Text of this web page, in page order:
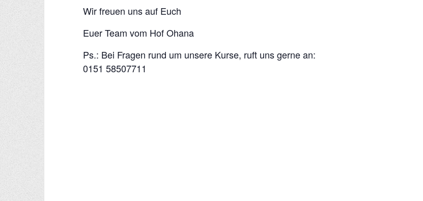
Wir freuen uns auf Euch
Euer Team vom Hof Ohana
Ps.: Bei Fragen rund um unsere Kurse, ruft uns gerne an:
0151 58507711